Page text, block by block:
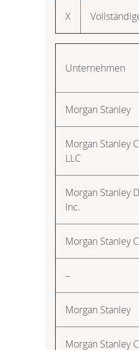
X
Unternehmen
Morgan Stanley
Morgan Stanley
LLC
Morgan Stanley
Inc.
Morgan Stanley
–
Morgan Stanley
Morgan Stanley